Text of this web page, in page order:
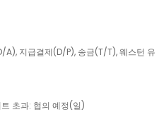
A), 지급결제(D/P), 송금(T/T), 웨스턴 유
초과: 협의 예정(일)